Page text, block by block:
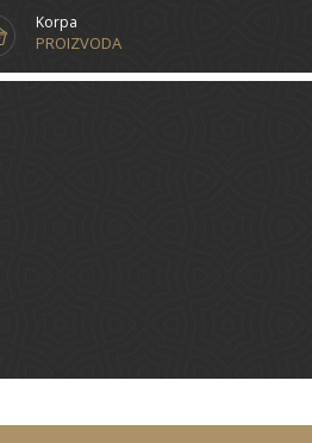
Korpa
PROIZVODA